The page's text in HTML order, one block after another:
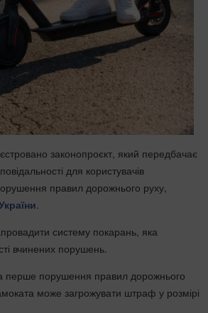
законопроєкт, який передбачає
для користувачів
правил дорожнього руху,
систему покарань, яка
вчинених порушень.
перше порушення правил дорожнього
може загрожувати штраф у розмірі